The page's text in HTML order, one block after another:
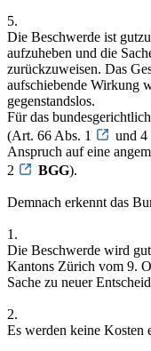
5.
Die Beschwerde ist
aufzuheben und die
zurückzuweisen. Das
aufschiebende Wirkung
gegenstandslos.
Für das
(Art. 66 Abs. 1
und 4
Anspruch auf eine
2
BGG).
Demnach erkennt das
1.
Die Beschwerde wird
Kantons Zürich vom 9.
Sache zu neuer
2.
Es werden keine Kosten